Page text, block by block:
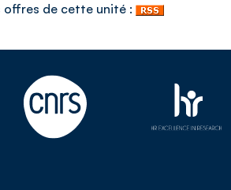
offres de cette unité :